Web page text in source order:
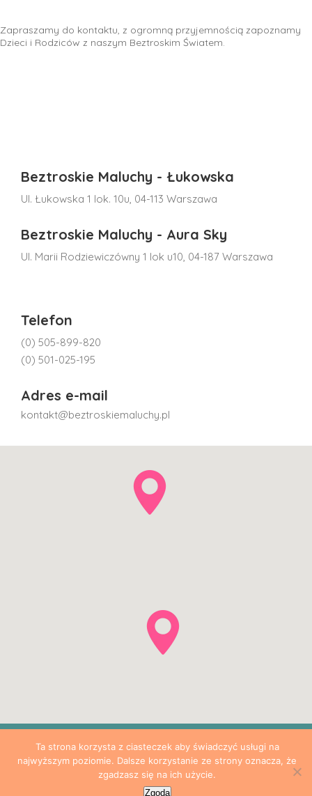
Zapraszamy do kontaktu, z ogromną przyjemnością zapoznamy
Dzieci i Rodziców z naszym Beztroskim Światem.
Beztroskie Maluchy - Łukowska
Ul. Łukowska 1 lok. 10u, 04-113 Warszawa
Beztroskie Maluchy - Aura Sky
Ul. Marii Rodziewiczówny 1 lok u10, 04-187 Warszawa
Telefon
(0) 505-899-820
(0) 501-025-195
Adres e-mail
kontakt@beztroskiemaluchy.pl
BeztroskieMaluchy.pl © 2026 Wszystkie prawa zastrzeżone.
Ta strona korzysta z ciasteczek aby świadczyć usługi na
najwyższym poziomie. Dalsze korzystanie ze strony oznacza, że
zgadzasz się na ich użycie.
Zgoda